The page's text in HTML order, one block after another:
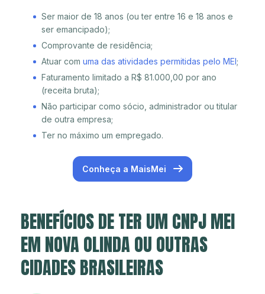
Ser maior de 18 anos (ou ter entre 16 e 18 anos e
ser emancipado);
Comprovante de residência;
Atuar com uma das atividades permitidas pelo MEI;
Faturamento limitado a R$ 81.000,00 por ano
(receita bruta);
Não participar como sócio, administrador ou titular
de outra empresa;
Ter no máximo um empregado.
Conheça a MaisMei
BENEFÍCIOS DE TER UM CNPJ MEI
EM NOVA OLINDA OU OUTRAS
CIDADES BRASILEIRAS